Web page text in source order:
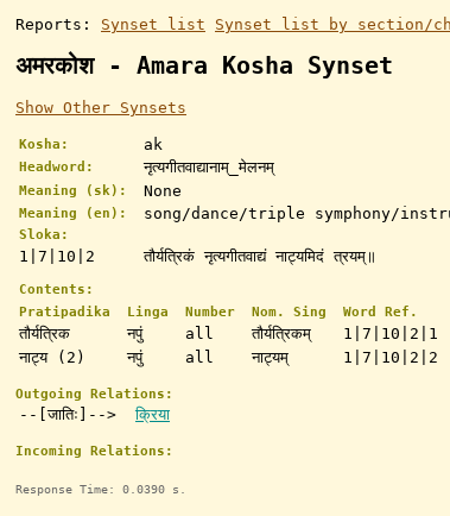
Reports: Synset list Synset list by section/
अमरकोश - Amara Kosha Synset
Show Other Synsets
Kosha: ak
Headword: नृत्यगीतवाद्यानाम्_मेलनम्
Meaning (sk): None
Meaning (en): song/dance/triple symphony/
Sloka:
1|7|10|2 तौर्यत्रिकं नृत्यगीतवाद्यं नाट्यमिदं त्रयम्॥
Contents:
Pratipadika
Linga Number Nom. Sing Word Ref.
तौर्यत्रिक नपुं all तौर्यत्रिकम् 1|7|10|2|1
नाट्य (2)
नपुं all नाट्यम् 1|7|10|2|2
Outgoing Relations:
--[जातिः]--> क्रिया
Incoming Relations:
Response Time: 0.0390 s.